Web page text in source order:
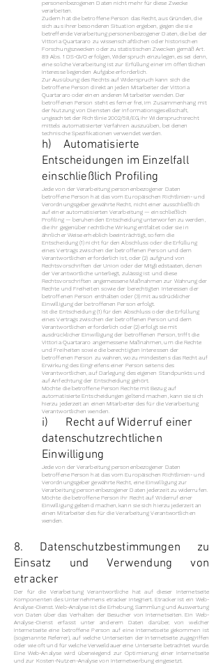
personenbezogenen Daten nicht mehr für diese Zwecke
verarbeiten.
Zudem hat die betroffene Person das Recht, aus Gründen, die
sich aus ihrer besonderen Situation ergeben, gegen die sie
betreffende Verarbeitung personenbezogener Daten, die bei der
Vittoria Quartararo zu wissenschaftlichen oder historischen
Forschungszwecken oder zu statistischen Zwecken gemäß Art.
89 Abs. 1 DS-GVO erfolgen, Widerspruch einzulegen, es sei denn,
eine solche Verarbeitung ist zur Erfüllung einer im öffentlichen
Interesse liegenden Aufgabe erforderlich.
Zur Ausübung des Rechts auf Widerspruch kann sich die
betroffene Person direkt an jeden Mitarbeiter der Vittoria
Quartararo oder einen anderen Mitarbeiter wenden. Der
betroffenen Person steht es ferner frei, im Zusammenhang mit
der Nutzung von Diensten der Informationsgesellschaft,
ungeachtet der Richtlinie 2002/58/EG, ihr Widerspruchsrecht
mittels automatisierter Verfahren auszuüben, bei denen
technische Spezifikationen verwendet werden.
h) Automatisierte
Entscheidungen im Einzelfall
einschließlich Profiling
Jede von der Verarbeitung personenbezogener Daten
betroffene Person hat das vom Europäischen Richtlinien- und
Verordnungsgeber gewährte Recht, nicht einer ausschließlich
auf einer automatisierten Verarbeitung — einschließlich
Profiling — beruhenden Entscheidung unterworfen zu werden,
die ihr gegenüber rechtliche Wirkung entfaltet oder sie in
ähnlicher Weise erheblich beeinträchtigt, sofern die
Entscheidung (1) nicht für den Abschluss oder die Erfüllung
eines Vertrags zwischen der betroffenen Person und dem
Verantwortlichen erforderlich ist, oder (2) aufgrund von
Rechtsvorschriften der Union oder der Mitgliedstaaten, denen
der Verantwortliche unterliegt, zulässig ist und diese
Rechtsvorschriften angemessene Maßnahmen zur Wahrung der
Rechte und Freiheiten sowie der berechtigten Interessen der
betroffenen Person enthalten oder (3) mit ausdrücklicher
Einwilligung der betroffenen Person erfolgt.
Ist die Entscheidung (1) für den Abschluss oder die Erfüllung
eines Vertrags zwischen der betroffenen Person und dem
Verantwortlichen erforderlich oder (2) erfolgt sie mit
ausdrücklicher Einwilligung der betroffenen Person, trifft die
Vittoria Quartararo angemessene Maßnahmen, um die Rechte
und Freiheiten sowie die berechtigten Interessen der
betroffenen Person zu wahren, wozu mindestens das Recht auf
Erwirkung des Eingreifens einer Person seitens des
Verantwortlichen, auf Darlegung des eigenen Standpunkts und
auf Anfechtung der Entscheidung gehört.
Möchte die betroffene Person Rechte mit Bezug auf
automatisierte Entscheidungen geltend machen, kann sie sich
hierzu jederzeit an einen Mitarbeiter des für die Verarbeitung
Verantwortlichen wenden.
i) Recht auf Widerruf einer
datenschutzrechtlichen
Einwilligung
Jede von der Verarbeitung personenbezogener Daten
betroffene Person hat das vom Europäischen Richtlinien- und
Verordnungsgeber gewährte Recht, eine Einwilligung zur
Verarbeitung personenbezogener Daten jederzeit zu widerrufen.
Möchte die betroffene Person ihr Recht auf Widerruf einer
Einwilligung geltend machen, kann sie sich hierzu jederzeit an
einen Mitarbeiter des für die Verarbeitung Verantwortlichen
wenden.
8. Datenschutzbestimmungen zu
Einsatz und Verwendung von
etracker
Der für die Verarbeitung Verantwortliche hat auf dieser Internetseite
Komponenten des Unternehmens etracker integriert. Etracker ist ein Web-
Analyse-Dienst. Web-Analyse ist die Erhebung, Sammlung und Auswertung
von Daten über das Verhalten der Besucher von Internetseiten. Ein Web-
Analyse-Dienst erfasst unter anderem Daten darüber, von welcher
Internetseite eine betroffene Person auf eine Internetseite gekommen ist
(sogenannte Referrer), auf welche Unterseiten der Internetseite zugegriffen
oder wie oft und für welche Verweildauer eine Unterseite betrachtet wurde.
Eine Web-Analyse wird überwiegend zur Optimierung einer Internetseite
und zur Kosten-Nutzen-Analyse von Internetwerbung eingesetzt.